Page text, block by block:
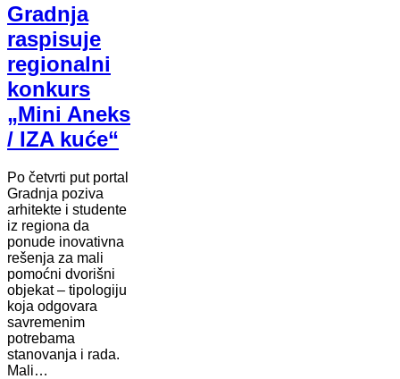
Gradnja
raspisuje
regionalni
konkurs
„Mini Aneks
/ IZA kuće“
Po četvrti put portal
Gradnja poziva
arhitekte i studente
iz regiona da
ponude inovativna
rešenja za mali
pomoćni dvorišni
objekat – tipologiju
koja odgovara
savremenim
potrebama
stanovanja i rada.
Mali…